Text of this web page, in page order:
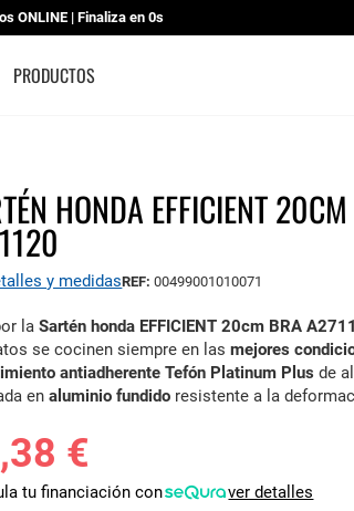
ONLINE | Finaliza en0s
PRODUCTOS
HONDA EFFICIENT
y medidasREF: 00499001010071
laSartén honda EFFICIENT 20cm BRA
se cocinen siempre en lasmejores
antiadherente Tefón Platinum Plus de
enaluminio fundido resistente a la
€
tu financiación con ver detalles